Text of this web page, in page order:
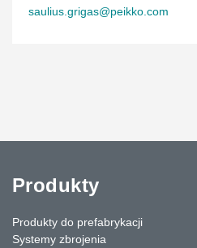
saulius.grigas@peikko.com
Produkty
Produkty do prefabrykacji
Systemy zbrojenia